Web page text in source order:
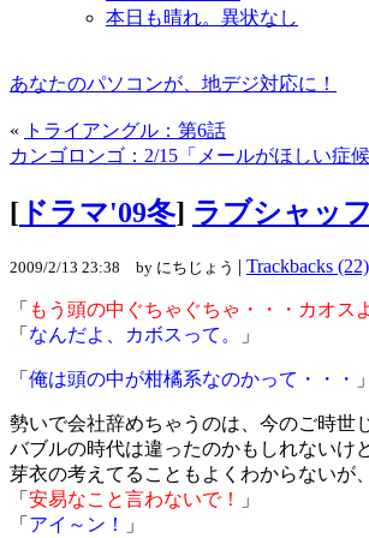
本日も晴れ。異状なし
あなたのパソコンが、地デジ対応に！
«
トライアングル：第6話
カンゴロンゴ：2/15「メールがほしい症候
[ ドラマ'09冬] ラブシャッ
2009/2/13 23:38 by にちじょう | Trackbacks (22)
「 もう頭の中ぐちゃぐちゃ・・・カオス
「 なんだよ、カボスって。 」
「 俺は頭の中が柑橘系なのかって・・・
勢いで会社辞めちゃうのは、今のご時世
バブルの時代は違ったのかもしれないけ
芽衣の考えてることもよくわからないが
「 安易なこと言わないで！
」
「 アイ～ン！
」